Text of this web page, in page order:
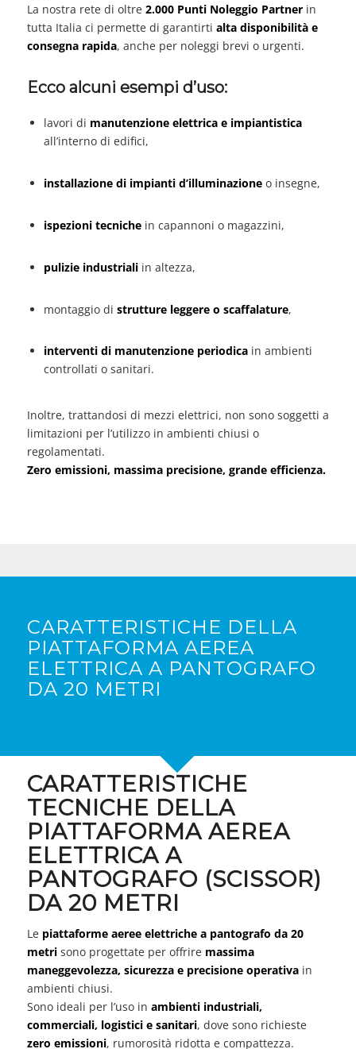
La nostra rete di oltre 2.000 Punti Noleggio Partnerin
tutta Italia ci permette di garantirti alta disponibilità e
consegna rapida, anche per noleggi brevi o urgenti.
Ecco alcuni esempi d’uso:
lavori di manutenzione elettrica e impiantistica
all’interno di edifici,
installazione di impianti d’illuminazioneo insegne,
ispezioni tecnichein capannoni o magazzini,
pulizie industrialiin altezza,
montaggio di strutture leggere o scaffalature,
interventi di manutenzione periodicain ambienti
controllati o sanitari.
Inoltre, trattandosi di mezzi elettrici, non sono soggetti a
limitazioni per l’utilizzo in ambienti chiusi o
regolamentati.
Zero emissioni, massima precisione, grande efficienza.
CARATTERISTICHE DELLA
PIATTAFORMA AEREA
ELETTRICA A PANTOGRAFO
DA 20 METRI
CARATTERISTICHE
TECNICHE DELLA
PIATTAFORMA AEREA
ELETTRICA A
PANTOGRAFO (SCISSOR)
DA 20 METRI
Le piattaforme aeree elettriche a pantografo da 20
metrisono progettate per offrire massima
maneggevolezza, sicurezza e precisione operativain
ambienti chiusi.
Sono ideali per l’uso in ambienti industriali,
commerciali, logistici e sanitari, dove sono richieste
zero emissioni, rumorosità ridotta e compattezza.